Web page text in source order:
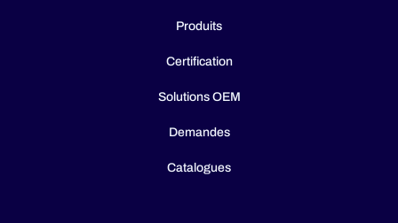
Produits
Certification
Solutions OEM
Demandes
Catalogues